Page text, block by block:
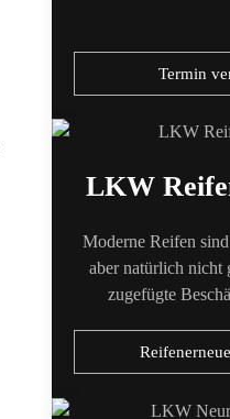
Termin
LKW
Moderne Reifen
aber natürlich nicht
zugefügte